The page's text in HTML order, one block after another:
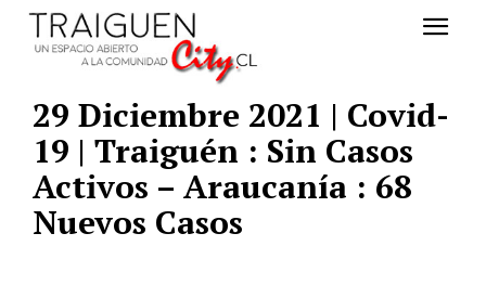
29 Diciembre 2021 | Covid-
19 | Traiguén : Sin Casos
Activos – Araucanía : 68
Nuevos Casos